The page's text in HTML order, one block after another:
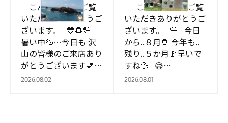
こんにちは！ ご覧
いただきありがとうご
ざいます。 💛🌻💛
暑い中💦…今日も 沢
山の皆様のご来店あり
がとうございます💕
暑さ対策しっか…
2026.08.02
こんにちは！ ご覧
いただきありがとうご
ざいます。 💛 今日
から..８月🌻 今年も..
残り..５か月🚩早いで
すね💦 😅…
2026.08.01